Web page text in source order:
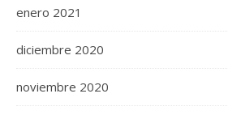
enero 2021
diciembre 2020
noviembre 2020